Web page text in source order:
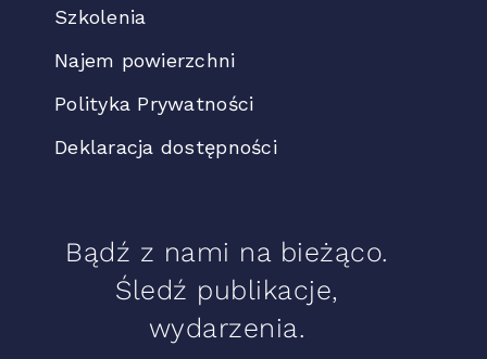
Szkolenia
Najem powierzchni
Polityka Prywatności
Deklaracja dostępności
Bądź z nami na bieżąco.
Śledź publikacje,
wydarzenia.